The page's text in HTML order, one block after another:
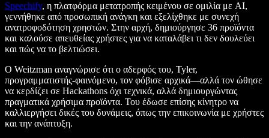
Speechify, η πλατφόρμα μετατροπής κειμένου σε ομιλία με AI,
γεννήθηκε από προσωπική ανάγκη και εξελίχθηκε με συνεχή
ανατροφοδότηση χρηστών. Στην αρχή, δημιούργησε 36 προϊόντα
και καλούσε απευθείας χρήστες για να καταλάβει τι δεν δουλεύει
και πώς να το βελτιώσει.
Ο Weitzman αναγνώρισε ότι ο αδερφός του, Tyler,
προγραμματιστής-φαινόμενο, τον φόβισε αρχικά—αλλά τον ώθησε
να κερδίζει σε Hackathons όχι τεχνικά, αλλά δημιουργώντας
πραγματικά χρήσιμα προϊόντα. Του έδωσε επίσης κίνητρο να
καλλιεργήσει δικές του δυνάμεις, όπως την επικοινωνία με χρήστες
και την ανάπτυξη.